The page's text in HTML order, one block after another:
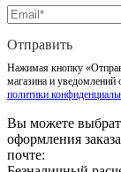
Отправить
Нажимая кнопку
магазина и уведомлений
политики
Вы можете
оформления
почте: